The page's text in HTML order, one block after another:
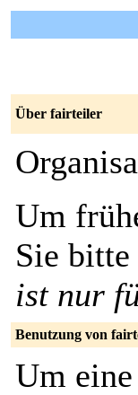
Über fairteiler
Um
Sie bitte
ist nur
Benutzung von
Um